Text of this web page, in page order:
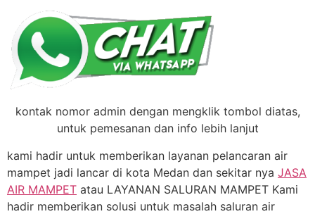
kontak nomor admin dengan mengklik tombol diatas,
untuk pemesanan dan info lebih lanjut
kami hadir untuk memberikan layanan pelancaran air
mampet jadi lancar di kota Medan dan sekitar nya JASA
AIR MAMPET atau LAYANAN SALURAN MAMPET Kami
hadir memberikan solusi untuk masalah saluran air